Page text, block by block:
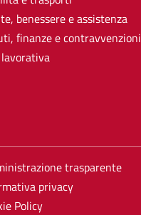
benessere e assistenza
finanze e contravvenzioni
trasparente
privacy
Policy